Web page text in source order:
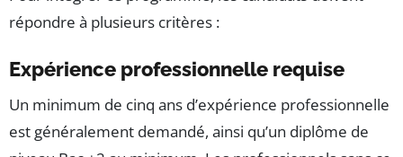
répondre à plusieurs critères :
Expérience professionnelle requise
Un minimum de cinq ans d’expérience professionnelle
est généralement demandé, ainsi qu’un diplôme de